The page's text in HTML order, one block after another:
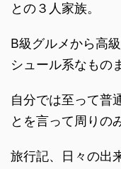
との３人家族。
B級グルメから高
シュール系なもの
自分では至って普
とを言って周りの
旅行記、日々の出